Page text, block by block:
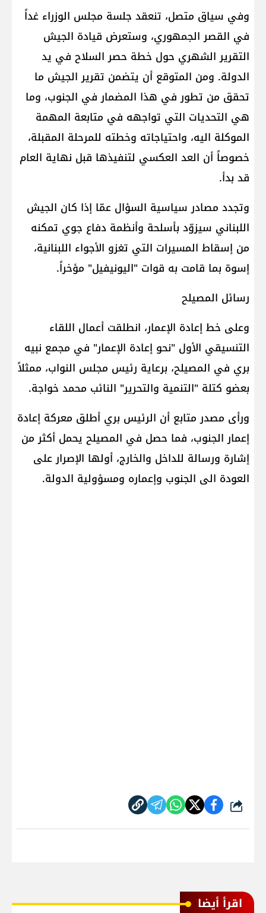
وفي سياق متصل، تنعقد جلسة مجلس الوزراء غداً
في القصر الجمهوري، وستعرض قيادة الجيش
التقرير الشهري حول خطة حصر السلاح في يد
الدولة. ومن المتوقع أن يتضمن تقرير الجيش ما
تحقق من تطور في هذا المضمار في الجنوب، وما
هي التحديات التي تواجهه في متابعة المهمة
الموكلة اليه، واحتياجاته وخطته للمرحلة المقبلة،
خصوصاً أن العد العكسي لتنفيذها قبل نهاية العام
قد بدأ.
وتجدد مصادر سياسية السؤال عمّا إذا كان الجيش
اللبناني سيزوّد بأسلحة وأنظمة دفاع جوي تمكنه
من إسقاط المسيرات التي تغزو الأجواء اللبنانية،
إسوة بما قامت به قوات "اليونيفيل" مؤخراً.
رسائل المصيلح
وعلى خط إعادة الإعمار، انطلقت أعمال اللقاء
التنسيقي الأول "نحو إعادة الإعمار" في مجمع نبيه
بري في المصيلح، برعاية رئيس مجلس النواب، ممثلاً
بعضو كتلة "التنمية والتحرير" النائب محمد خواجة.
ورأى مصدر متابع أن الرئيس بري أطلق معركة إعادة
إعمار الجنوب، فما حصل في المصيلح يحمل أكثر من
إشارة ورسالة للداخل والخارج، أولها الإصرار على
العودة الى الجنوب وإعماره ومسؤولية الدولة.
شارك
اقرأ أيضا